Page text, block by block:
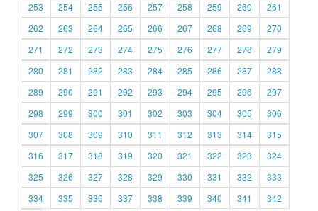
253
254 255 256 257 258 259 260
261
262
263 264 265 266 267 268 269
270
271
272 273 274 275 276 277 278
279
280
281 282 283 284 285 286 287
288
289
290 291 292 293 294 295 296
297
298
299 300 301 302 303 304 305
306
307
308 309 310 311 312 313 314
315
316
317 318 319 320 321 322 323
324
325
326 327 328 329 330 331 332
333
334
335 336 337 338 339 340 341 342